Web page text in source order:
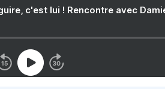
c'est lui ! Rencontre avec